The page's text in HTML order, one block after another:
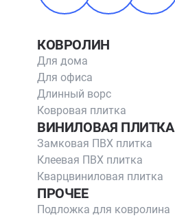
КОВРОЛИН
Для дома
Для офиса
Длинный ворс
Ковровая плитка
ВИНИЛОВАЯ ПЛИТКА
Замковая ПВХ плитка
Клеевая ПВХ плитка
Кварцвиниловая плитка
ПРОЧЕЕ
Подложка для ковролина